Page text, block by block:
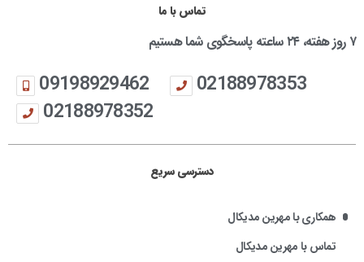
تماس با ما
۷ روز هفته، ۲۴ ساعته پاسخگوی شما هستیم
09198929462
02188978353
02188978352
دسترسی سریع
همکاری با مهرین مدیکال
تماس با مهرین مدیکال